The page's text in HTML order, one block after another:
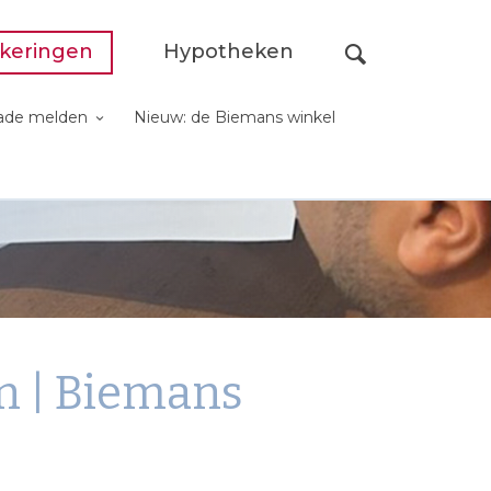
Hypotheken
melden Nieuw: de Biemans winkel
| Biemans